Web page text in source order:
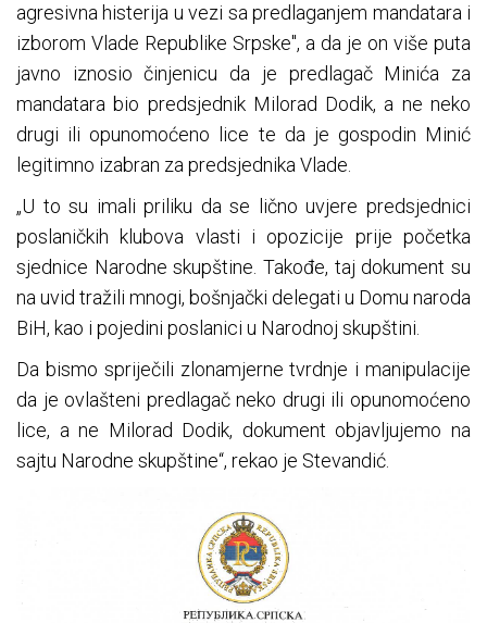
agresivna histerija u vezi sa predlaganjem mandatara i
izborom Vlade Republike Srpske", a da je on više puta
javno iznosio činjenicu da je predlagač Minića za
mandatara bio predsjednik Milorad Dodik, a ne neko
drugi ili opunomoćeno lice te da je gospodin Minić
legitimno izabran za predsjednika Vlade.
„U to su imali priliku da se lično uvjere predsjednici
poslaničkih klubova vlasti i opozicije prije početka
sjednice Narodne skupštine. Takođe, taj dokument su
na uvid tražili mnogi, bošnjački delegati u Domu naroda
BiH, kao i pojedini poslanici u Narodnoj skupštini.
Da bismo spriječili zlonamjerne tvrdnje i manipulacije
da je ovlašteni predlagač neko drugi ili opunomoćeno
lice, a ne Milorad Dodik, dokument objavljujemo na
sajtu Narodne skupštine“, rekao je Stevandić.